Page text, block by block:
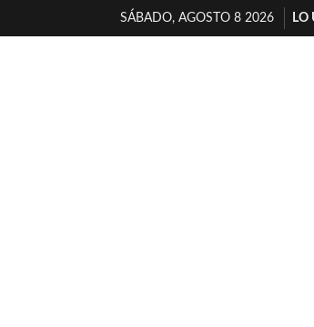
SÁBADO, AGOSTO 8 2026
LO